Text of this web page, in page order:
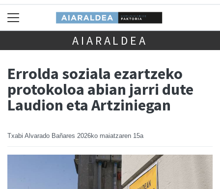
AIARALDEA
Errolda soziala ezartzeko
protokoloa abian jarri dute
Laudion eta Artziniegan
Txabi Alvarado Bañares 2026ko maiatzaren 15a